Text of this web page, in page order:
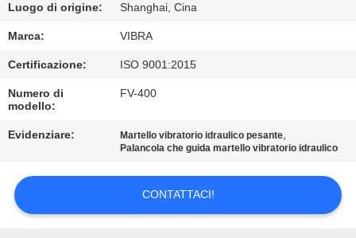
FABBRICA
CONTROLLO
DI
QUALITÀ
NOTIZIE
Luogo di origine: Shanghai, Cina
Marca: VIBRA
Certificazione: ISO 9001:2015
Numero di
modello:
FV-400
Evidenziare: Martello vibratorio idraulico pesante,
Palancola che guida martello vibratorio idraulico
CONTATTACI!